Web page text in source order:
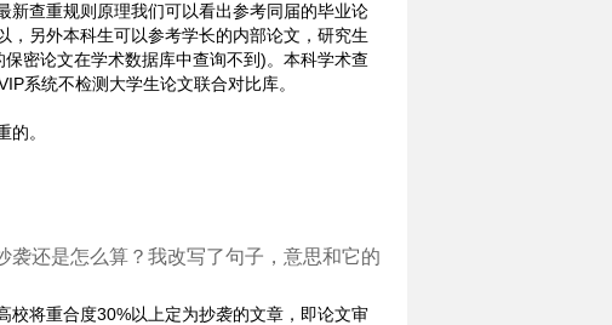
新查重规则原理我们可以看出参考同届的毕业论
另外本科生可以参考学长的内部论文，研究生
密论文在学术数据库中查询不到)。本科学术查
系统不检测大学生论文联合对比库。
。
还是怎么算？我改写了句子，意思和它的
校将重合度30%以上定为抄袭的文章，即论文审